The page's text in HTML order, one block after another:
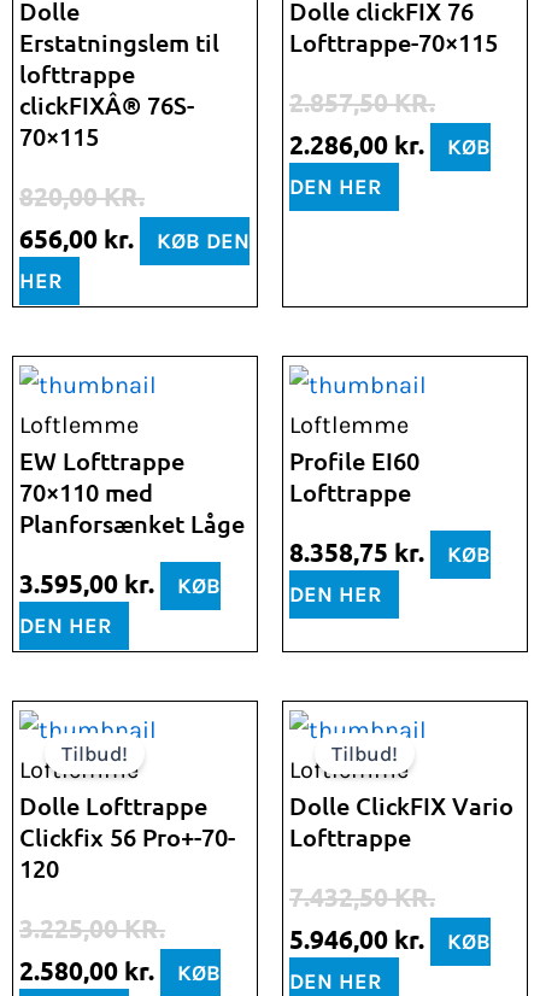
Dolle
Erstatningslem til
lofttrappe
clickFIXÂ® 76S-
70×115
820,00KR.
var:
820,00 kr..
656,00 kr.
er:
656,00 kr..
KØB DEN
HER
Dolle clickFIX 76
Lofttrappe-70×115
2.857,50KR.
var:
2.286,00 kr.
er:
KØB
DEN HER
Loftlemme
EW Lofttrappe
70×110 med
Planforsænket Låge
3.595,00 kr.
KØB
DEN HER
Loftlemme
Profile EI60
Lofttrappe
8.358,75 kr.
KØB
DEN HER
Tilbud!
Loftlemme
Dolle Lofttrappe
Clickfix 56 Pro+-70-
120
3.225,00KR.
Den
oprindelige
pris
var:
3.225,00 kr..
2.580,00 kr.
Den
pris
er:
KØB
Tilbud!
Loftlemme
Dolle ClickFIX Vario
Lofttrappe
7.432,50KR.
Den
oprindelige
pris
var:
5.946,00 kr.
Den
pris
KØB
DEN HER